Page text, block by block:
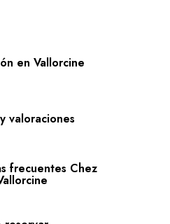
en Vallorcine
valoraciones
frecuentes Chez